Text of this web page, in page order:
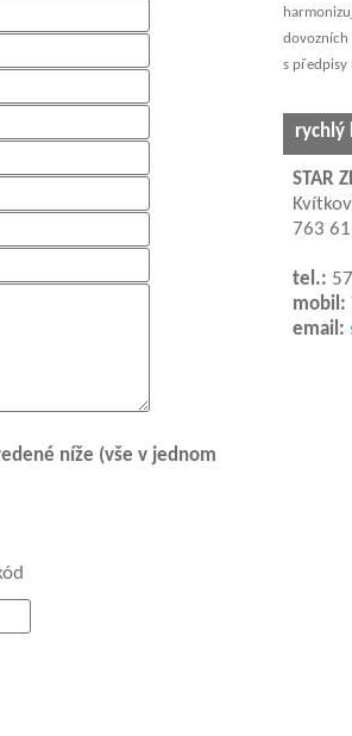
níže (vše v jednom
dovozních
s předpisy
rychlý
STAR
763
tel.:
mobil:
email: